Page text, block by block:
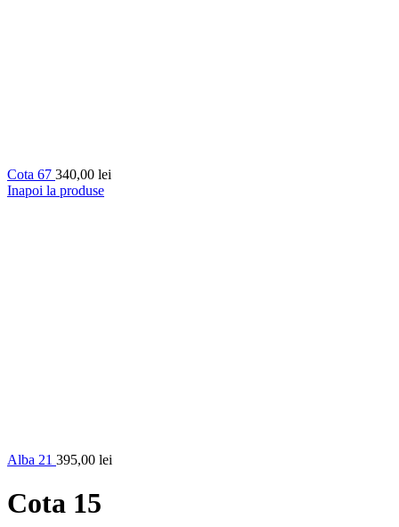
Cota 67 340,00 lei
Inapoi la produse
Alba 21 395,00 lei
Cota 15